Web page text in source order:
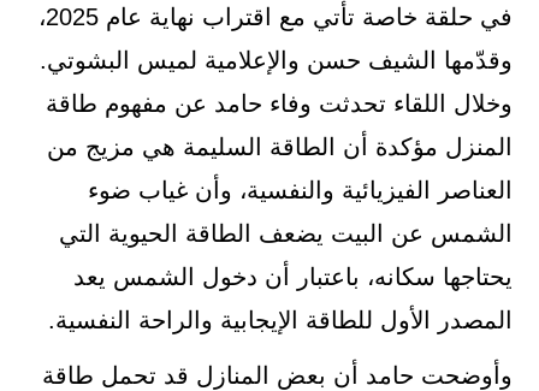
في حلقة خاصة تأتي مع اقتراب نهاية عام 2025،
وقدّمها الشيف حسن والإعلامية لميس البشوتي.
وخلال اللقاء تحدثت وفاء حامد عن مفهوم طاقة
المنزل مؤكدة أن الطاقة السليمة هي مزيج من
العناصر الفيزيائية والنفسية، وأن غياب ضوء
الشمس عن البيت يضعف الطاقة الحيوية التي
يحتاجها سكانه، باعتبار أن دخول الشمس يعد
المصدر الأول للطاقة الإيجابية والراحة النفسية.
وأوضحت حامد أن بعض المنازل قد تحمل طاقة